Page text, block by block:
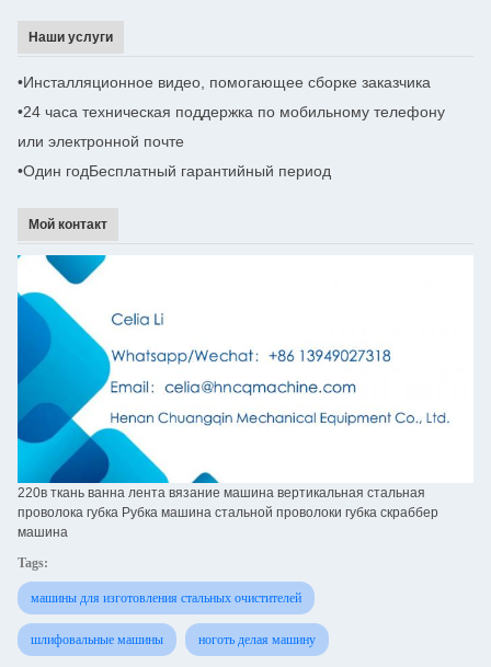
Наши услуги
•Инсталляционное видео, помогающее сборке заказчика
•24 часа техническая поддержка по мобильному телефону
или электронной почте
•Один годБесплатный гарантийный период
Мой контакт
220в ткань ванна лента вязание машина вертикальная стальная
проволока губка Рубка машина стальной проволоки губка скраббер
машина
Tags:
машины для изготовления стальных очистителей
шлифовальные машины ноготь делая машину